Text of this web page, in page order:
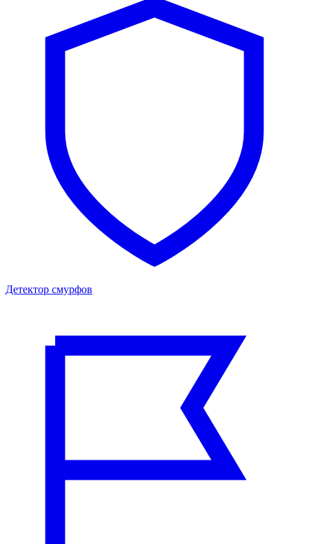
Детектор смурфов